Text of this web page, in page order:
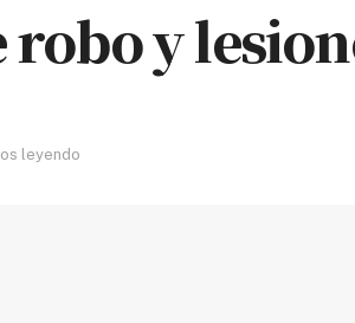
y
leyendo